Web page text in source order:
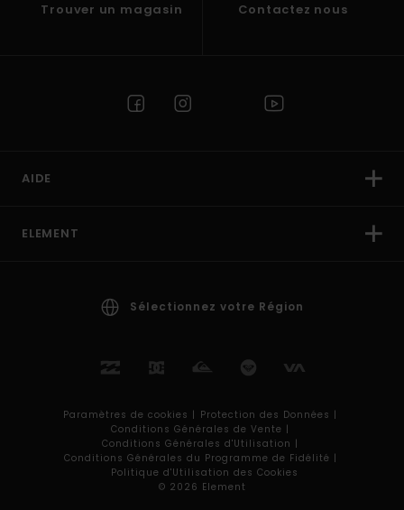
Trouver un magasin Contactez nous
AIDE
ELEMENT
Sélectionnez votre Région
Paramètres de cookies | Protection des Données |
Conditions Générales de Vente |
Conditions Générales d'Utilisation |
Conditions Générales du Programme de Fidélité |
Politique d'Utilisation des Cookies
© 2026 Element